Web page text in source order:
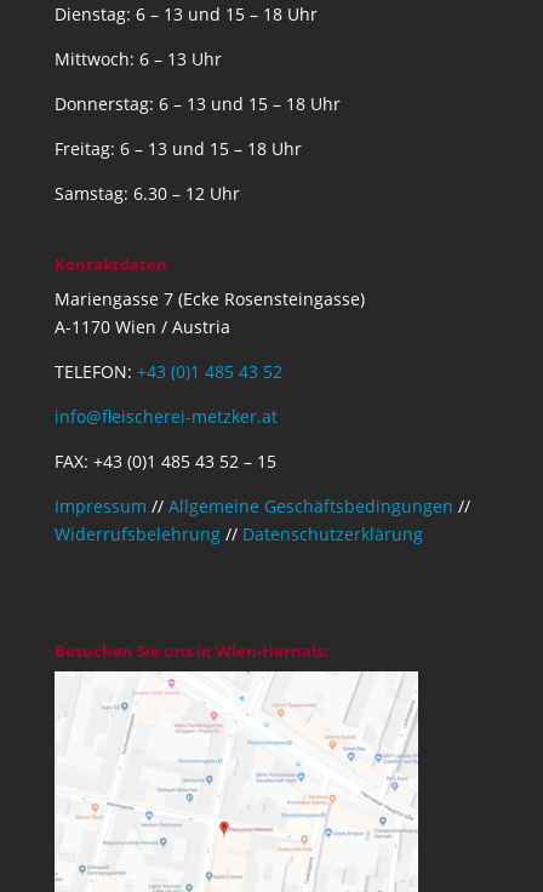
Dienstag: 6 – 13 und 15 – 18 Uhr
Mittwoch: 6 – 13 Uhr
Donnerstag: 6 – 13 und 15 – 18 Uhr
Freitag: 6 – 13 und 15 – 18 Uhr
Samstag: 6.30 – 12 Uhr
Kontaktdaten
Mariengasse 7 (Ecke Rosensteingasse)
A-1170 Wien / Austria
TELEFON: +43 (0)1 485 43 52
info@fleischerei-metzker.at
FAX: +43 (0)1 485 43 52 – 15
Impressum // Allgemeine Geschäftsbedingungen //
Widerrufsbelehrung// Datenschutzerklärung
Besuchen Sie uns in Wien-Hernals: